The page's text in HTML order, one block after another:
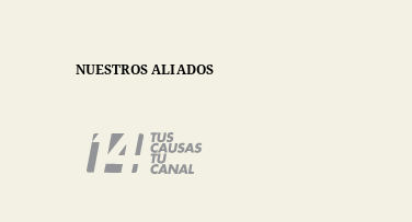
NUESTROS ALIADOS